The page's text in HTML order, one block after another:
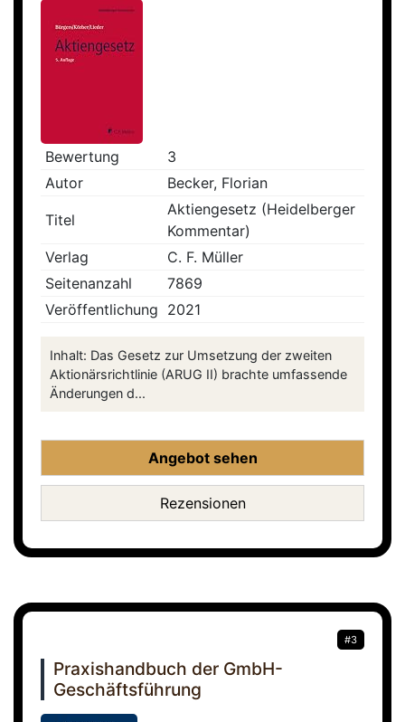
Bewertung
3
Autor
Becker, Florian
Titel
Aktiengesetz (Heidelberger
Kommentar)
Verlag
C. F. Müller
Seitenanzahl
7869
Veröffentlichung 2021
Inhalt: Das Gesetz zur Umsetzung der zweiten
Aktionärsrichtlinie (ARUG II) brachte umfassende
Änderungen d...
Angebot sehen
Rezensionen
#3
Praxishandbuch der GmbH-
Geschäftsführung